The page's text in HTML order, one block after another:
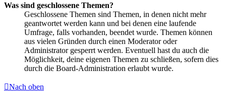
Was sind geschlossene Themen?
Geschlossene Themen sind Themen, in denen nicht mehr
geantwortet werden kann und bei denen eine laufende
Umfrage, falls vorhanden, beendet wurde. Themen können
aus vielen Gründen durch einen Moderator oder
Administrator gesperrt werden. Eventuell hast du auch die
Möglichkeit, deine eigenen Themen zu schließen, sofern dies
durch die Board-Administration erlaubt wurde.
Nach oben